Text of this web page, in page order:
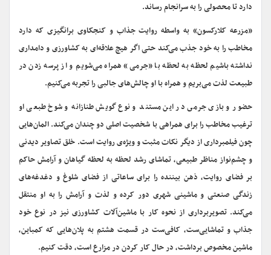
دارد تا محصولی را به سرانجام رساند.
«مزرعه کلارکسون» به واسطه روایت جذاب و کنجکاوى برانگیزى که دارد
مخاطب را به خود جذب می‌کند حتی اگر هیچ علاقه‌ای به کشاورزی و دامداری
نداشته باشیم لحظه به لحظه با «جرمی» همراه می‌شویم و از پرسه زدن در
طبیعت لذت می‌بریم و همراه با او چالش‌های جالبی را تجربه می‌کنیم.
حضور و بازى جرمى در این مستند و نوع گویش طنازانه و شوخ ‌طبعی او
ترغیب مخاطب را برای همراهی با شخصیت اصلی دو چندان می‌کند. المان‌هایى
چون فیلمبردارى از دیگر نکات مثبت و ویژه‌ی روایت است. خلق تصاویر دیدنی
و چشم‌نواز مناظر طبیعی، تماشای رشد لحظه به لحظه گیاهان و آرامش حاکم
بر فضای روایت، ذهن بیننده را برای ساعاتی از فضای شلوغ و دغدغه‌های
زندگی صنعتی و ماشینی شهری دور کرده و لذت و آرامش را به او منتقل
می‌کند. تصویربرداری از نحوه کار با ماشین‌آلات کشاورزی نیز در نوع خود
جذاب و تماشایی‌ست، کافی‌ست در قسمت هشتم به پلان‌هایی که کمباین،
ماشین مخصوص برداشت، در حال کار کردن در مزارع است، دقت کنیم.